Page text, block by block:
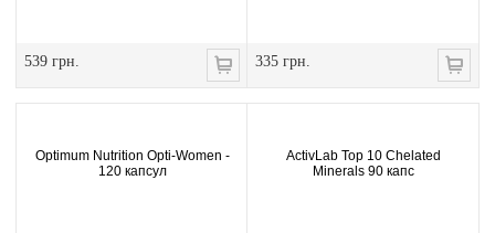
539 грн. 335 грн.
Optimum Nutrition Opti-Women -
120 капсул
ActivLab Top 10 Chelated
Minerals 90 капс